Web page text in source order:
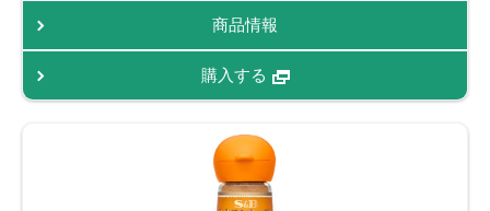
商品情報
購入する